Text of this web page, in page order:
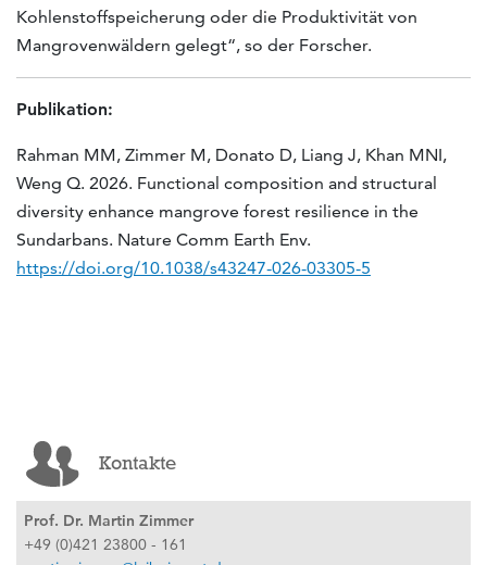
Kohlenstoffspeicherung oder die Produktivität von
Mangrovenwäldern gelegt“, so der Forscher.
Publikation:
Rahman MM, Zimmer M, Donato D, Liang J, Khan MNI,
Weng Q. 2026. Functional composition and structural
diversity enhance mangrove forest resilience in the
Sundarbans. Nature Comm Earth Env.
https://doi.org/10.1038/s43247-026-03305-5
Kontakte
Prof. Dr. Martin Zimmer
+49 (0)421 23800 - 161